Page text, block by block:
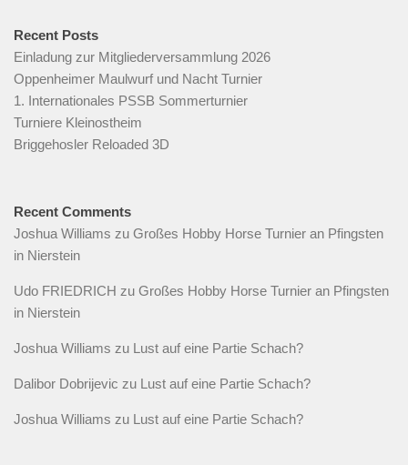
Recent Posts
Einladung zur Mitgliederversammlung 2026
Oppenheimer Maulwurf und Nacht Turnier
1. Internationales PSSB Sommerturnier
Turniere Kleinostheim
Briggehosler Reloaded 3D
Recent Comments
Joshua Williams zu Großes Hobby Horse Turnier an Pfingsten
in Nierstein
Udo FRIEDRICH zu Großes Hobby Horse Turnier an Pfingsten
in Nierstein
Joshua Williams zu Lust auf eine Partie Schach?
Dalibor Dobrijevic zu Lust auf eine Partie Schach?
Joshua Williams zu Lust auf eine Partie Schach?